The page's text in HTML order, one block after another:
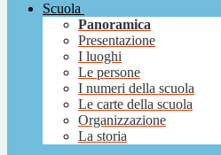
Scuola
Panoramica
Presentazione
I luoghi
Le persone
I numeri della scuola
Le carte della scuola
Organizzazione
La storia